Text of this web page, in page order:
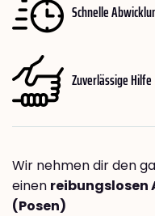
Schnelle
Zuverlässige Hilfe
Wir nehmen dir den
einen reibungslosen
(Posen)